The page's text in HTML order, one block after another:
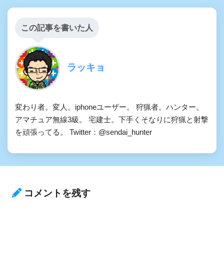
この記事を書いた人
ラッキョ
変わり者。変人。iphoneユーザー。 狩猟者。ハンター。
アマチュア無線3級。 宅建士。下手くそなりに狩猟と射撃
を頑張ってる。 Twitter：@sendai_hunter
コメントを残す